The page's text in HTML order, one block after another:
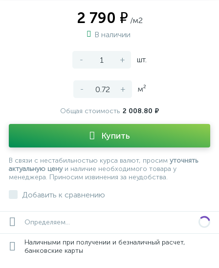
2 790 ₽ /м2
В наличии
- + шт.
- + м²
Общая стоимость 2 008.80 ₽
Купить
В связи с нестабильностью курса валют, просим уточнять
актуальную ценуи наличие необходимого товара у
менеджера. Приносим извинения за неудобства.
Добавить к сравнению
Определяем...
Наличными при получении и безналичный расчет,
банковские карты